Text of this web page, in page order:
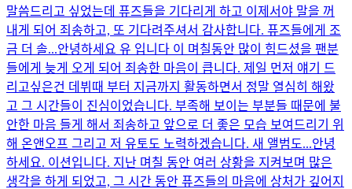
말씀드리고 싶었는데 퓨즈들을 기다리게 하고 이제서야 말을 꺼
내게 되어 죄송하고, 또 기다려주셔서 감사합니다. 퓨즈들에게 조
금 더 솔...안녕하세요 유 입니다 이 며칠동안 많이 힘드셨을 팬분
들에게 늦게 오게 되어 죄송한 마음이 큽니다. 제일 먼저 얘기 드
리고싶은건 데뷔때 부터 지금까지 활동하면서 정말 열심히 해왔
고 그 시간들이 진심이었습니다. 부족해 보이는 부분들 때문에 불
안한 마음 들게 해서 죄송하고 앞으로 더 좋은 모습 보여드리기 위
해 온앤오프 그리고 저 유토도 노력하겠습니다. 새 앨범도...안녕
하세요. 이션입니다. 지난 며칠 동안 여러 상황을 지켜보며 많은
생각을 하게 되었고, 그 시간 동안 퓨즈들의 마음에 상처가 깊어지